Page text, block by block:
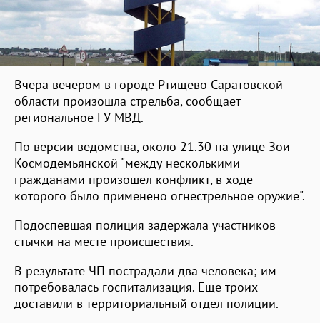
Вчера вечером в городе Ртищево Саратовской
области произошла стрельба, сообщает
региональное ГУ МВД.
По версии ведомства, около 21.30 на улице Зои
Космодемьянской "между несколькими
гражданами произошел конфликт, в ходе
которого было применено огнестрельное оружие".
Подоспевшая полиция задержала участников
стычки на месте происшествия.
В результате ЧП пострадали два человека; им
потребовалась госпитализация. Еще троих
доставили в территориальный отдел полиции.